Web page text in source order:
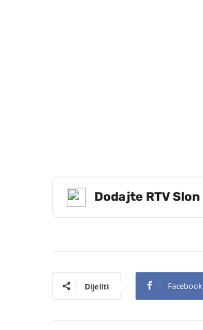
Dodajte RTV
Dijeliti Facebook